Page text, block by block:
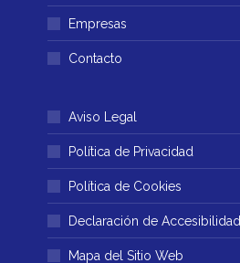
Empresas
Contacto
Aviso Legal
Política de Privacidad
Política de Cookies
Declaración de Accesibilidad
Mapa del Sitio Web